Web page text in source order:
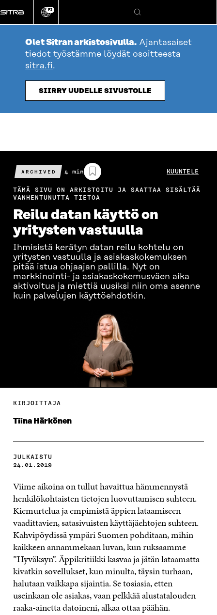
suoraan
sisältöön
Vaihda
kieli
FI
Hae
Olet Sitran arkistosivulla. Ajantasaiset
tiedot työstämme löydät osoitteesta
sitra.fi.
SIIRRY UUDELLE SIVUSTOLLE
ARCHIVED
Arvioitu
lukuaika
4 min KUUNTELE
TÄMÄ SIVU ON ARKISTOITU JA SAATTAA SISÄLTÄÄ
VANHENTUNUTTA TIETOA
Reilu datan käyttö on
yritysten vastuulla
Ihmisistä kerätyn datan reilu kohtelu on
yritysten vastuulla ja asiakaskokemuksen
pitää istua ohjaajan pallilla. Nyt on
markkinointi- ja asiakaskokemusväen aika
aktivoitua ja miettiä uusiksi niin oma asenne
kuin palvelujen käyttöehdotkin.
KIRJOITTAJA
Tiina Härkönen
JULKAISTU
24.01.2019
Viime aikoina on tullut havaittua hämmennystä
henkilökohtaisten tietojen luovuttamisen suhteen.
Kiemurtelua ja empimistä äppien lataamiseen
vaadittavien, satasivuisten käyttäjäehtojen suhteen.
Kahvipöydissä ympäri Suomen pohditaan, mihin
kaikkeen annammekaan luvan, kun ruksaamme
”Hyväksyn”. Äppikritiikki kasvaa ja jätän lataamatta
kivatkin sovellukset, kun minulta, täysin turhaan,
halutaan vaikkapa sijaintia. Se tosiasia, etten
useinkaan ole asiakas, vaan pelkkää alustatalouden
raaka-ainetta datoineni, alkaa ottaa päähän.